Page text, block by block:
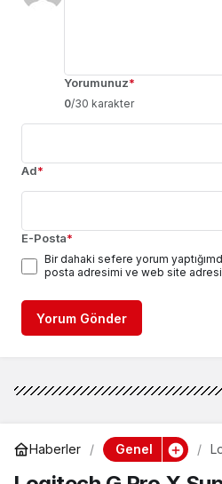
Yorumunuz*
0/30 karakter
Ad*
E-Posta*
Bir dahaki sefere yorum
posta adresimi ve web site
Yorum Gönder
Haberler Genel